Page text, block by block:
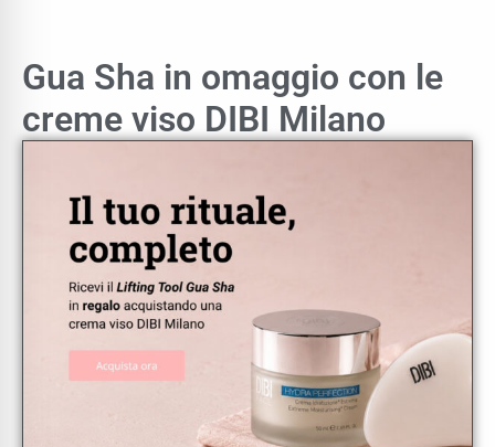
Gua Sha in omaggio con le
creme viso DIBI Milano